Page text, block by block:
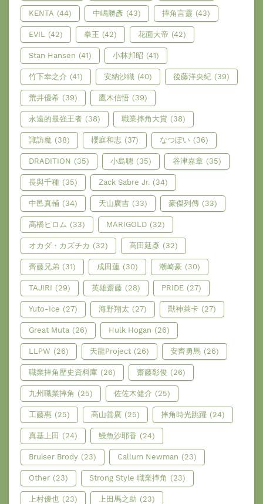
KENTA (44) 中嶋勝彥 (43) 摔角言靈 (43)
EVIL (42) 拳王 (42) 花面大帝 (42)
Stan Hansen (41) 小林邦昭 (41)
竹下幸之介 (41) 安納沙織 (40) 後藤洋央紀 (39)
荒井優希 (39) 鷹木信悟 (39)
永遠的最強王者 (38) 職業摔角大賞 (38)
諏訪魔 (38) 櫻庭和志 (37) なつぽい (36)
DRADITION (35) 小島聰 (35) 谷津嘉章 (35)
長與千種 (35) Zack Sabre Jr. (34)
中邑真輔 (34) 天山廣吉 (33) 豪傑列傳 (33)
高橋ヒロム (33) MARIGOLD (32)
オカダ・カズチカ (32) 高田延彥 (32)
齊藤兄弟 (31) 成田蓮 (30) 潮崎豪 (30)
TAJIRI (29) 英雄齋藤 (28) PRIDE (27)
Yuto-Ice (27) 海野翔太 (27) 獸神萊卡 (27)
Great Muta (26) Hulk Hogan (26)
LLPW (26) 天龍Project (26) 安齊勇馬 (26)
職業摔角歷史資料庫 (26) 齋藤彰俊 (26)
九州職業摔角 (25) 佐佐木健介 (25)
工藤惠 (25) 高山善廣 (25) 摔角時光跳躍 (24)
真基上田 (24) 鰻魚沙耶香 (24)
Bruiser Brody (23) Callum Newman (23)
Other (23) Strong Style 職業摔角 (23)
上村優也 (23) 上田馬之助 (23)